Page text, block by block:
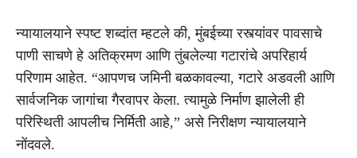
न्यायालयाने स्पष्ट शब्दांत म्हटले की, मुंबईच्या रस्त्यांवर पावसाचे
पाणी साचणे हे अतिक्रमण आणि तुंबलेल्या गटारांचे अपरिहार्य
परिणाम आहेत. “आपणच जमिनी बळकावल्या, गटारे अडवली आणि
सार्वजनिक जागांचा गैरवापर केला. त्यामुळे निर्माण झालेली ही
परिस्थिती आपलीच निर्मिती आहे,” असे निरीक्षण न्यायालयाने
नोंदवले.